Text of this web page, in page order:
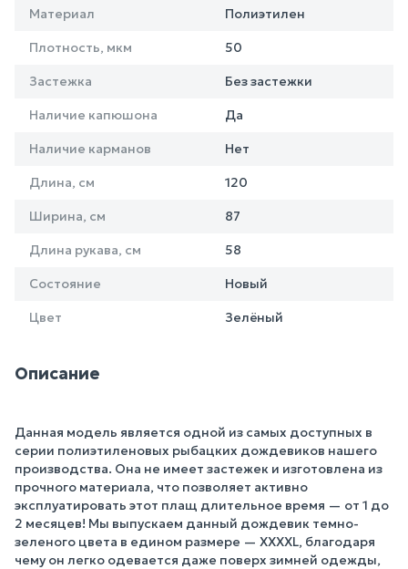
Материал Полиэтилен
Плотность, мкм 50
Застежка Без застежки
Наличие капюшона Да
Наличие карманов Нет
Длина, см 120
Ширина, см 87
Длина рукава, см 58
Состояние Новый
Цвет Зелёный
Описание
Данная модель является одной из самых доступных в
серии полиэтиленовых рыбацких дождевиков нашего
производства. Она не имеет застежек и изготовлена из
прочного материала, что позволяет активно
эксплуатировать этот плащ длительное время — от 1 до
2 месяцев! Мы выпускаем данный дождевик темно-
зеленого цвета в едином размере — XXXXL, благодаря
чему он легко одевается даже поверх зимней одежды,